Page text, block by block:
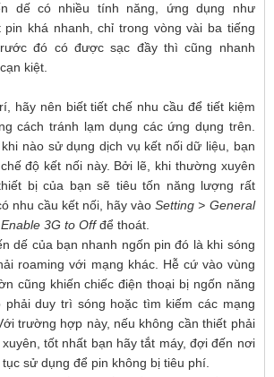
dế có nhiều tính năng, ứng dụng như
pin khá nhanh, chỉ trong vòng vài ba tiếng
đó có được sạc đầy thì cũng nhanh
kiệt.
hãy nên biết tiết chế nhu cầu để tiết kiệm
cách tránh lạm dụng các ứng dụng trên.
nào sử dụng dịch vụ kết nối dữ liệu, bạn
độ kết nối này. Bởi lẽ, khi thường xuyên
bị của bạn sẽ tiêu tốn năng lượng rất
nhu cầu kết nối, hãy vàoSetting > General
Enable 3G to Offđể thoát.
dế của bạn nhanh ngốn pin đó là khi sóng
roaming với mạng khác. Hễ cứ vào vùng
cũng khiến chiếc điện thoại bị ngốn năng
phải duy trì sóng hoặc tìm kiếm các mạng
trường hợp này, nếu không cần thiết phải
tốt nhất bạn hãy tắt máy, đợi đến nơi
sử dụng để pin không bị tiêu phí.